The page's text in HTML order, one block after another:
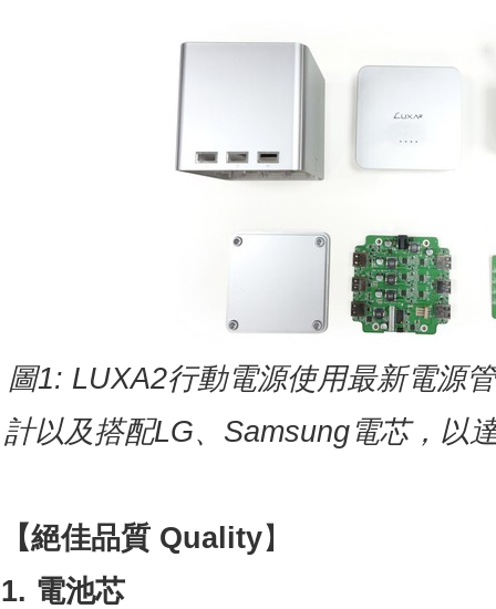
圖1: LUXA2行動電源使用最新電源
計以及搭配LG、 Samsung 電芯，以
【絕佳品質 Quality】
1. 電池芯